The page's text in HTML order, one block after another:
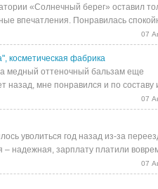
«Солнечный берег» оставил
впечатления. Понравилась
07
косметическая фабрика
медный оттеночный бальзам еще
назад, мне понравился и по составу
07
уволиться год назад из-за
– надежная, зарплату платили
07